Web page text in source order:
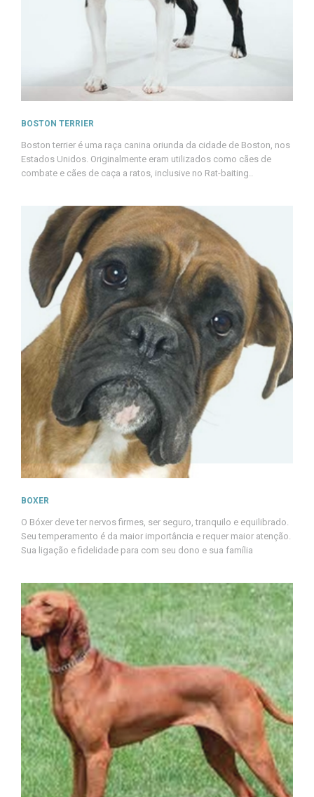
BOSTON TERRIER
Boston terrier é uma raça canina oriunda da cidade de Boston, nos
Estados Unidos. Originalmente eram utilizados como cães de
combate e cães de caça a ratos, inclusive no Rat-baiting..
BOXER
O Bóxer deve ter nervos firmes, ser seguro, tranquilo e equilibrado.
Seu temperamento é da maior importância e requer maior atenção.
Sua ligação e fidelidade para com seu dono e sua família